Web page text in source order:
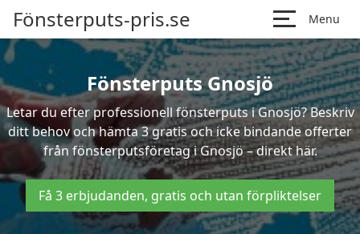
Fönsterputs-pris.se Menu
Fönsterputs Gnosjö
Letar du efter professionell fönsterputs i Gnosjö? Beskriv
ditt behov och hämta 3 gratis och icke bindande offerter
från fönsterputsföretag i Gnosjö – direkt här.
Få 3 erbjudanden, gratis och utan förpliktelser